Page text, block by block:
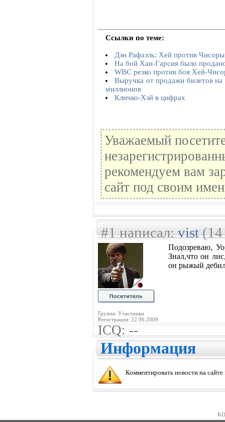
Ссылки по теме:
Дэн Рафаэль: Хей против
На бой Хан-Гарсия было
WBC резко против боя Хей-
Выручка от продажи билетов
миллионов
Кличко-Хэй в цифрах
Уважаемый
рекомендуем вам
сайт под своим
#1 написал:vist(14
Группа: Участники
Регистрация: 22.06.2009
Подозреваю,
Знал,что он
он рыжый
ICQ: --
Информация
Комментировать новости на